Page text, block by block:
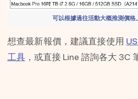
可以根據過往活動大概推測價格
想查最新報價，建議直接使用
工具 ，或直接 Line 諮詢各大 3C